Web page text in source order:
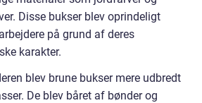
Disse bukser blev oprindeligt
på grund af deres
karakter.
blev brune bukser mere udbredt
De blev båret af bønder og